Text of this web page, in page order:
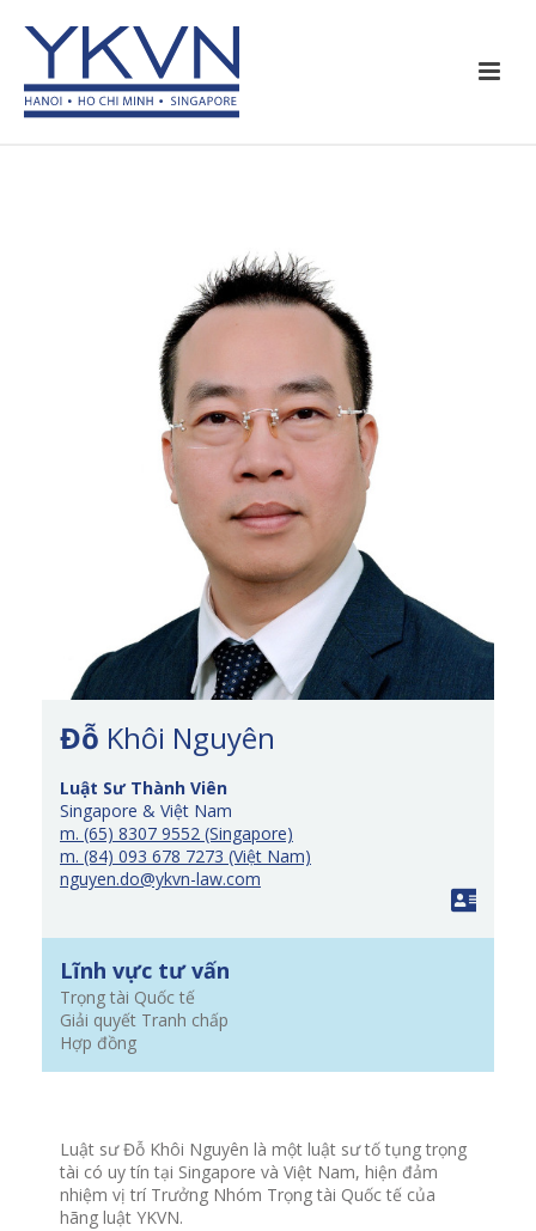
Đỗ Khôi Nguyên
Luật Sư Thành Viên
Singapore & Việt Nam
m. (65) 8307 9552 (Singapore)
m. (84) 093 678 7273 (Việt Nam)
nguyen.do@ykvn-law.com
Lĩnh vực tư vấn
Trọng tài Quốc tế
Giải quyết Tranh chấp
Hợp đồng
Luật sư Đỗ Khôi Nguyên là một luật sư tố tụng trọng
tài có uy tín tại Singapore và Việt Nam, hiện đảm
nhiệm vị trí Trưởng Nhóm Trọng tài Quốc tế của
hãng luật YKVN.